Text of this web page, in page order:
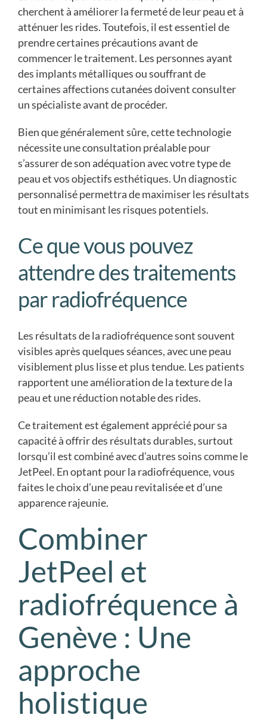
cherchent à améliorer la fermeté de leur peau et à
atténuer les rides. Toutefois, il est essentiel de
prendre certaines précautions avant de
commencer le traitement. Les personnes ayant
des implants métalliques ou souffrant de
certaines affections cutanées doivent consulter
un spécialiste avant de procéder.
Bien que généralement sûre, cette technologie
nécessite une consultation préalable pour
s’assurer de son adéquation avec votre type de
peau et vos objectifs esthétiques. Un diagnostic
personnalisé permettra de maximiser les résultats
tout en minimisant les risques potentiels.
Ce que vous pouvez
attendre des traitements
par radiofréquence
Les résultats de la radiofréquence sont souvent
visibles après quelques séances, avec une peau
visiblement plus lisse et plus tendue. Les patients
rapportent une amélioration de la texture de la
peau et une réduction notable des rides.
Ce traitement est également apprécié pour sa
capacité à offrir des résultats durables, surtout
lorsqu’il est combiné avec d’autres soins comme le
JetPeel. En optant pour la radiofréquence, vous
faites le choix d’une peau revitalisée et d’une
apparence rajeunie.
Combiner
JetPeel et
radiofréquence à
Genève : Une
approche
holistique